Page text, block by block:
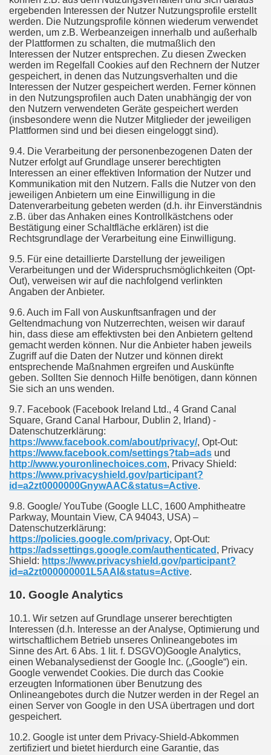
ergebenden Interessen der Nutzer Nutzungsprofile erstellt
werden. Die Nutzungsprofile können wiederum verwendet
werden, um z.B. Werbeanzeigen innerhalb und außerhalb
der Plattformen zu schalten, die mutmaßlich den
Interessen der Nutzer entsprechen. Zu diesen Zwecken
werden im Regelfall Cookies auf den Rechnern der Nutzer
gespeichert, in denen das Nutzungsverhalten und die
Interessen der Nutzer gespeichert werden. Ferner können
in den Nutzungsprofilen auch Daten unabhängig der von
den Nutzern verwendeten Geräte gespeichert werden
(insbesondere wenn die Nutzer Mitglieder der jeweiligen
Plattformen sind und bei diesen eingeloggt sind).
9.4. Die Verarbeitung der personenbezogenen Daten der
Nutzer erfolgt auf Grundlage unserer berechtigten
Interessen an einer effektiven Information der Nutzer und
Kommunikation mit den Nutzern. Falls die Nutzer von den
jeweiligen Anbietern um eine Einwilligung in die
Datenverarbeitung gebeten werden (d.h. ihr Einverständnis
z.B. über das Anhaken eines Kontrollkästchens oder
Bestätigung einer Schaltfläche erklären) ist die
Rechtsgrundlage der Verarbeitung eine Einwilligung.
9.5. Für eine detaillierte Darstellung der jeweiligen
Verarbeitungen und der Widerspruchsmöglichkeiten (Opt-
Out), verweisen wir auf die nachfolgend verlinkten
Angaben der Anbieter.
9.6. Auch im Fall von Auskunftsanfragen und der
Geltendmachung von Nutzerrechten, weisen wir darauf
hin, dass diese am effektivsten bei den Anbietern geltend
gemacht werden können. Nur die Anbieter haben jeweils
Zugriff auf die Daten der Nutzer und können direkt
entsprechende Maßnahmen ergreifen und Auskünfte
geben. Sollten Sie dennoch Hilfe benötigen, dann können
Sie sich an uns wenden.
9.7. Facebook (Facebook Ireland Ltd., 4 Grand Canal
Square, Grand Canal Harbour, Dublin 2, Irland) -
Datenschutzerklärung:
https://www.facebook.com/about/privacy/, Opt-Out:
https://www.facebook.com/settings?tab=ads und
http://www.youronlinechoices.com, Privacy Shield:
https://www.privacyshield.gov/participant?
id=a2zt0000000GnywAAC&status=Active.
9.8. Google/ YouTube (Google LLC, 1600 Amphitheatre
Parkway, Mountain View, CA 94043, USA) –
Datenschutzerklärung:
https://policies.google.com/privacy, Opt-Out:
https://adssettings.google.com/authenticated , Privacy
Shield: https://www.privacyshield.gov/participant?
id=a2zt000000001L5AAI&status=Active.
10. Google Analytics
10.1. Wir setzen auf Grundlage unserer berechtigten
Interessen (d.h. Interesse an der Analyse, Optimierung und
wirtschaftlichem Betrieb unseres Onlineangebotes im
Sinne des Art. 6 Abs. 1 lit. f. DSGVO)Google Analytics,
einen Webanalysedienst der Google Inc. („Google“) ein.
Google verwendet Cookies. Die durch das Cookie
erzeugten Informationen über Benutzung des
Onlineangebotes durch die Nutzer werden in der Regel an
einen Server von Google in den USA übertragen und dort
gespeichert.
10.2. Google ist unter dem Privacy-Shield-Abkommen
zertifiziert und bietet hierdurch eine Garantie, das